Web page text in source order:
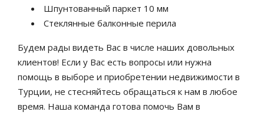
Шпунтованный паркет 10 мм
Стеклянные балконные перила
Будем рады видеть Вас в числе наших довольных
клиентов! Если у Вас есть вопросы или нужна
помощь в выборе и приобретении недвижимости в
Турции, не стесняйтесь обращаться к нам в любое
время. Наша команда готова помочь Вам в